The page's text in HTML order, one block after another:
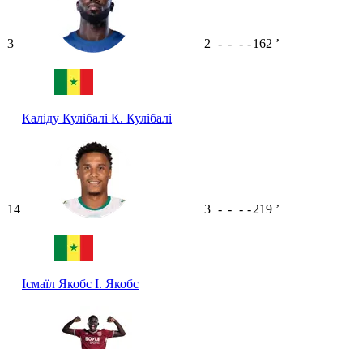
3
Каліду Кулібалі К. Кулібалі
2 - - - -162 ʼ
14
Ісмаїл Якобс І. Якобс
3 - - - -219 ʼ